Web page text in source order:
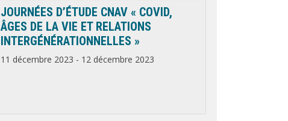
JOURNÉES D’ÉTUDE CNAV « COVID,
ÂGES DE LA VIE ET RELATIONS
INTERGÉNÉRATIONNELLES »
11 décembre 2023 - 12 décembre 2023